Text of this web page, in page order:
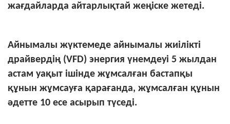
жағдайларда айтарлықтай жеңіске жетеді.
Айнымалы жүктемеде айнымалы жиілікті
драйвердің (VFD) энергия үнемдеуі 5 жылдан
астам уақыт ішінде жұмсалған бастапқы
құнын жұмсауға қарағанда, жұмсалған құнын
әдетте 10 есе асырып түседі.